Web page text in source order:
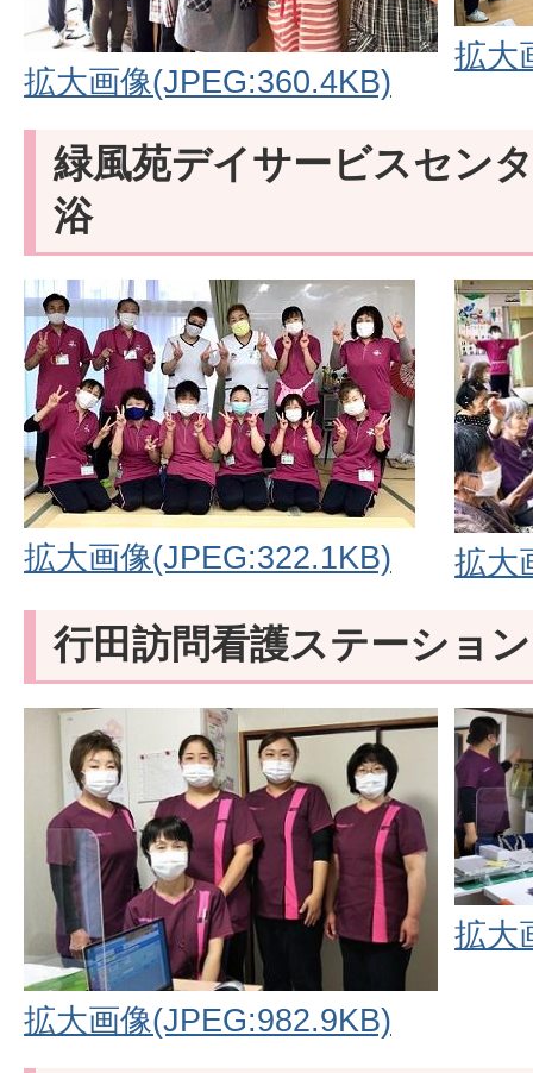
拡大画像(JPEG:360.4KB)
拡大
緑風苑デイサービスセン
浴
拡大画像(JPEG:322.1KB) 拡大
行田訪問看護ステーション
拡大画像(JPEG:982.9KB)
拡大